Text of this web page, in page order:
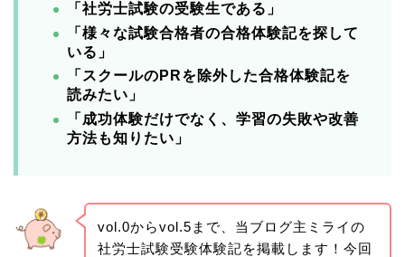
「社労士試験の受験生である」
「様々な試験合格者の合格体験記を探して
いる」
「スクールのPRを除外した合格体験記を
読みたい」
「成功体験だけでなく、学習の失敗や改善
方法も知りたい」
vol.0からvol.5まで、当ブログ主ミライの
社労士試験受験体験記を掲載します！今回